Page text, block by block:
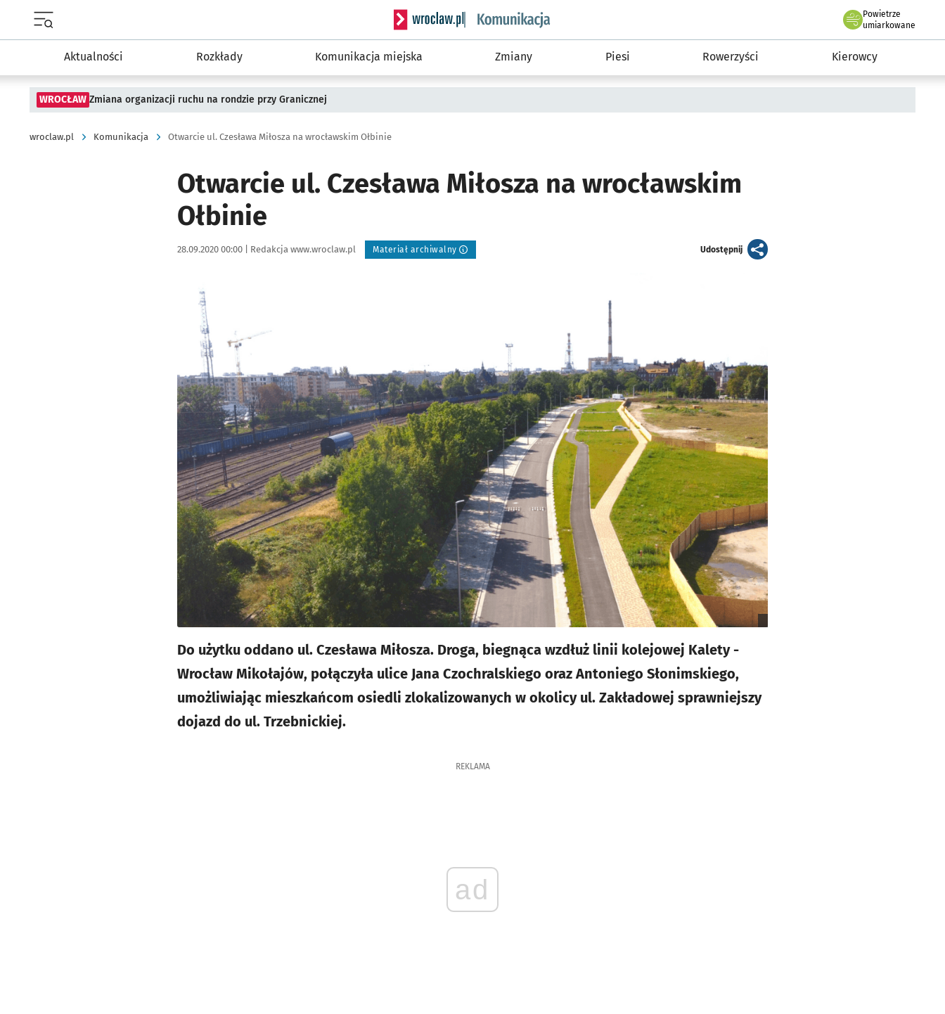
Serwis informacyjny wroclaw.pl podserwis: Komunikacja
Powietrze
we Wrocławiu
umiarkowane
Aktualności Rozkłady Komunikacja miejska Zmiany Piesi Rowerzyści Kierowcy
WROCŁAW Zmiana organizacji ruchu na rondzie przy Granicznej
wroclaw.pl Komunikacja Otwarcie ul. Czesława Miłosza na wrocławskim Ołbinie
Otwarcie ul. Czesława Miłosza na wrocławskim
Ołbinie
Data publikacji:
28.09.2020 00:00 | Autor:
Redakcja www.wroclaw.pl Materiał archiwalny Udostępnijartykuł
Do użytku oddano ul. Czesława Miłosza. Droga, biegnąca wzdłuż linii kolejowej Kalety -
Wrocław Mikołajów, połączyła ulice Jana Czochralskiego oraz Antoniego Słonimskiego,
umożliwiając mieszkańcom osiedli zlokalizowanych w okolicy ul. Zakładowej sprawniejszy
dojazd do ul. Trzebnickiej.
REKLAMA
ad